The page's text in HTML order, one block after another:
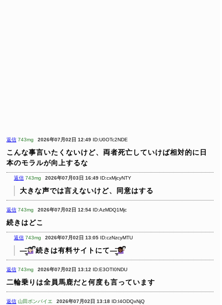
返信 743mg 2026年07月02日 12:49 ID:U0OTc2NDE
こんな事言いたくないけど、両者死亡していけば相対的に日
本のモラルが向上するな
返信 743mg 2026年07月03日 16:49 ID:cxMjcyNTY
大きな声では言えないけど、同意はする
返信 743mg 2026年07月02日 12:54 ID:AzMDQ1Mjc
続きはどこ
返信 743mg 2026年07月02日 13:05 ID:czNzcyMTU
—̳͟͞͞ ᩚ続きは有料サイトにて—̳͟͞͞ ᩚ
返信 743mg 2026年07月02日 13:12 ID:E3OTI0NDU
二輪乗りは全員馬鹿だと何度も言っています
返信 山田ボンバイエ 2026年07月02日 13:18 ID:I4ODQxNjQ